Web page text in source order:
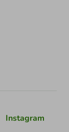
Instagram